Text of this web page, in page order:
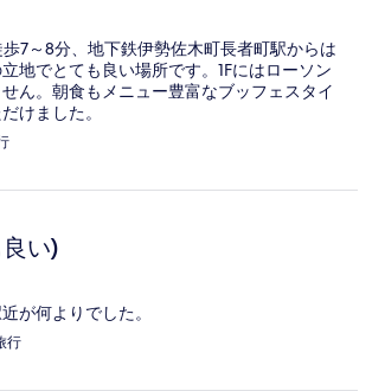
7～8分、地下鉄伊勢佐木町長者町駅からは
地でとても良い場所です。1Fにはローソン
ん。朝食もメニュー豊富なブッフェスタイ
けました。
い)
が何よりでした。
行